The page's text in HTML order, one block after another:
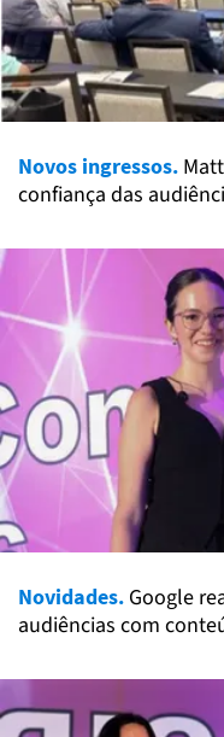
Novos ingressos.
confiança das
Novidades. Google
audiências com